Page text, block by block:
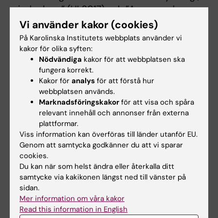
mindre kurs” (HL2017) och ”Avancerad
fysiologi” (HL2018) för masterprogrammet i
samarbete med KTH fram till hösten 2021.
Momentansvarig för kursen DFM1 (till
vårterminen 2021) och DSM1.1 (till vårterminen
2022) på det 5, 5-åriga läkarprogrammet.
Examinator och kursansvarig för kursen
”Farmakologi och toxikologi” (1BI045) för
kandidatprogrammet Biomedicin fram till
våren 2023.
Kursansvarig för kursen ”Basvetenskap 5”, 30
Vi använder kakor (cookies)
På Karolinska Institutets webbplats använder vi
kakor för olika syften:
Nödvändiga kakor för att webbplatsen ska
fungera korrekt.
Kakor för analys för att förstå hur
webbplatsen används.
Marknadsföringskakor för att visa och spåra
relevant innehåll och annonser från externa
plattformar.
Viss information kan överföras till länder utanför EU.
Genom att samtycka godkänner du att vi sparar
cookies.
Du kan när som helst ändra eller återkalla ditt
samtycke via kakikonen längst ned till vänster på
sidan.
Mer information om våra kakor
Read this information in English